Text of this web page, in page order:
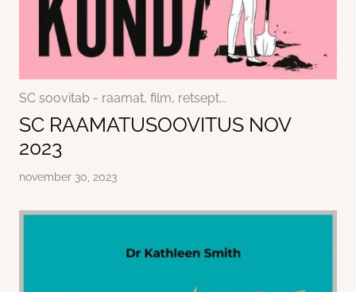
SC soovitab - raamat, film, retsept...
SC RAAMATUSOOVITUS NOV
2023
november 30, 2023